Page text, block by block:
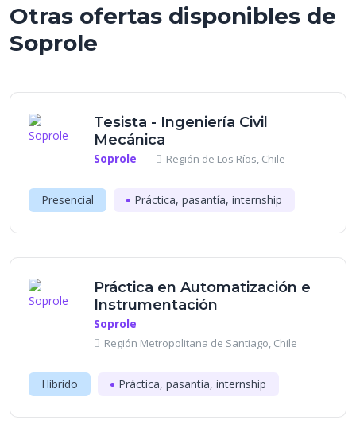
Otras ofertas disponibles de
Soprole
Tesista - Ingeniería Civil
Mecánica
Soprole Región de Los Ríos, Chile
Presencial Práctica, pasantía, internship
Práctica en Automatización e
Instrumentación
Soprole
Región Metropolitana de Santiago, Chile
Híbrido Práctica, pasantía, internship